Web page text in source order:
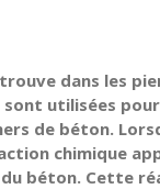
dans les
utilisées
de béton.
chimique
béton. Cette